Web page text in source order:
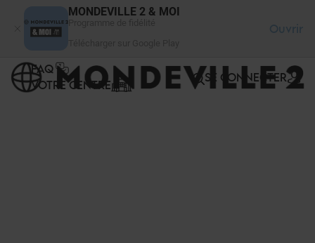
MONDEVILLE 2 & MOI
Ouvrir
FAQ
VOTRE CENTRE
SE CONNECTER
Panneau de gestion des cookies